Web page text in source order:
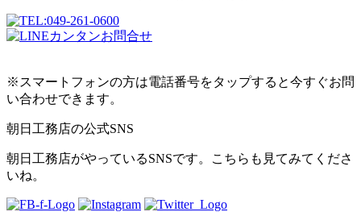
※スマートフォンの方は電話番号をタップすると今すぐお問
い合わせできます。
朝日工務店の公式SNS
朝日工務店がやっているSNSです。こちらも見てみてくださ
いね。